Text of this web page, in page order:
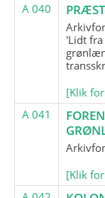
A 040
'Lidt
[Klik
A 041
[Klik